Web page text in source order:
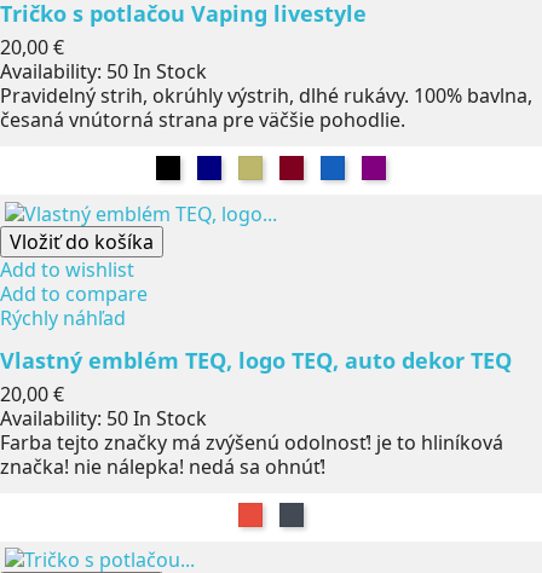
Tričko s potlačou Vaping livestyle
Cena
20,00 €
Availability: 50 In Stock
Pravidelný strih, okrúhly výstrih, dlhé rukávy. 100% bavlna,
česaná vnútorná strana pre väčšie pohodlie.
Vložiť do košíka
Add to wishlist
Add to compare
Rýchly náhľad
Vlastný emblém TEQ, logo TEQ, auto dekor TEQ
Cena
20,00 €
Availability: 50 In Stock
Farba tejto značky má zvýšenú odolnosť! je to hliníková
značka! nie nálepka! nedá sa ohnúť!